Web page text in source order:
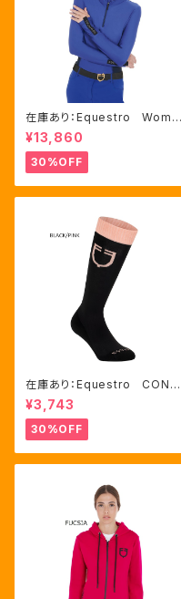
在庫あり：Equestro Wome
n's テクニカル トレーニング
ポロシャツ Royal Blue、M
サイズ（ETW00064）
¥13,860
30%OFF
在庫あり：Equestro CONTR
ASTING LOGO ソックス 2
色（ETU00019）
¥3,743
30%OFF